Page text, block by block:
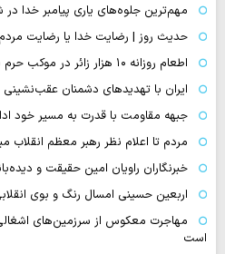
مهم‌ترین جلوه‌های یاری پیامبر خدا در
حدیث روز | رضایت خدا یا رضایت
اطعام روزانه ۱۰ هزار زائر در موکب حرم بانوی کرامت
ایران با تهدیدهای دشمنان
جبهه مقاومت با قدرت به مسیر خود
مردم تا اعلام نظر رهبر معظم انقلاب
خبرنگاران راویان امین حقیقت و
اربعین حسینی امسال رنگ و بوی
مهاجرت معکوس از سرزمین‌های
است